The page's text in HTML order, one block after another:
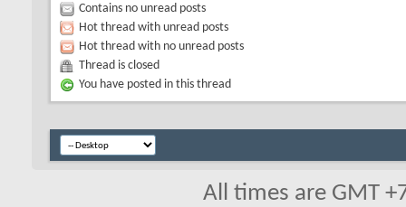
Contains no unread posts
Hot thread with unread posts
Hot thread with no unread posts
Thread is closed
You have posted in this thread
All times are GMT